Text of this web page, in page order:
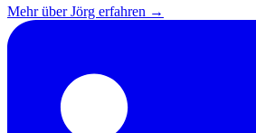
Mehr über Jörg erfahren →